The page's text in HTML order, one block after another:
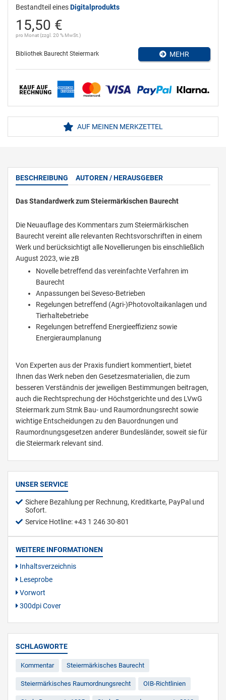
Bestandteil einesDigitalprodukts
15,50 €
pro Monat (zzgl. 20 % MwSt.)
Bibliothek Baurecht Steiermark MEHR
AUF MEINEN MERKZETTEL
BESCHREIBUNG AUTOREN / HERAUSGEBER
Das Standardwerk zum Steiermärkischen Baurecht
Die Neuauflage des Kommentars zum Steiermärkischen
Baurecht vereint alle relevanten Rechtsvorschriften in einem
Werk und berücksichtigt alle Novellierungen bis einschließlich
August 2023, wie zB
Novelle betreffend das vereinfachte Verfahren im
Baurecht
Anpassungen bei Seveso-Betrieben
Regelungen betreffend (Agri-)Photovoltaikanlagen und
Tierhaltebetriebe
Regelungen betreffend Energieeffizienz sowie
Energieraumplanung
Von Experten aus der Praxis fundiert kommentiert, bietet
Ihnen das Werk neben den Gesetzesmaterialien, die zum
besseren Verständnis der jeweiligen Bestimmungen beitragen,
auch die Rechtsprechung der Höchstgerichte und des LVwG
Steiermark zum Stmk Bau- und Raumordnungsrecht sowie
wichtige Entscheidungen zu den Bauordnungen und
Raumordnungsgesetzen anderer Bundesländer, soweit sie für
die Steiermark relevant sind.
UNSER SERVICE
Sichere Bezahlung per Rechnung, Kreditkarte, PayPal und
Sofort.
Service Hotline: +43 1 246 30-801
WEITERE INFORMATIONEN
Inhaltsverzeichnis
Leseprobe
Vorwort
300dpi Cover
SCHLAGWORTE
Kommentar Steiermärkisches Baurecht
Steiermärkisches Raumordnungsrecht OIB-Richtlinien